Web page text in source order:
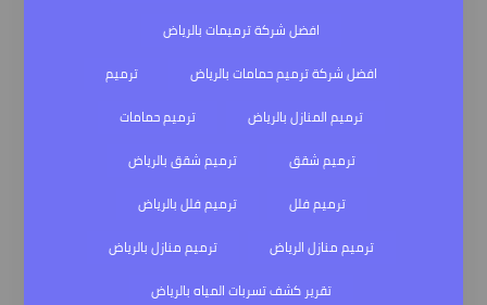
افضل شركة ترميمات بالرياض
افضل شركة ترميم حمامات بالرياض
ترميم
ترميم المنازل بالرياض
ترميم حمامات
ترميم شقق
ترميم شقق بالرياض
ترميم فلل
ترميم فلل بالرياض
ترميم منازل الرياض
ترميم منازل بالرياض
تقرير كشف تسربات المياه بالرياض